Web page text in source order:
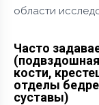
области
Часто
кости,
отделы
суставы)